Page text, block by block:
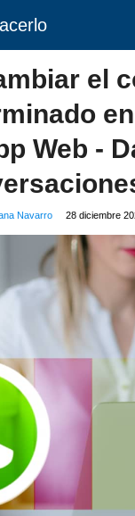
el
en
Web -
Navarro 28 diciembre